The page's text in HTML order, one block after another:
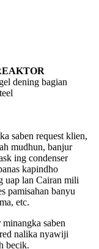
dening bagian
saben request klien,
mudhun, banjur
ing condenser
kapindho
uap lan Cairan mili
pamisahan banyu
etc.
saben
nalika nyawiji
becik.